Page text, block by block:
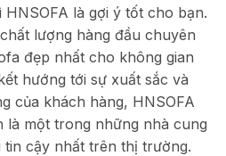
là gợi ý tốt cho bạn.
chất lượng hàng đầu chuyên
đẹp nhất cho không gian
hướng tới sự xuất sắc và
của khách hàng, HNSOFA
là một trong những nhà cung
cậy nhất trên thị trường.